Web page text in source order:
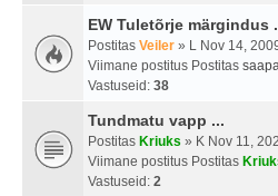
EW Tuletõrje märgindus
Postitas Veiler » L Nov 14,
Viimane postitus Postitas
Vastuseid: 38
Tundmatu vapp ...
Postitas Kriuks » K Nov 11,
Viimane postitus Postitas
Vastuseid: 2